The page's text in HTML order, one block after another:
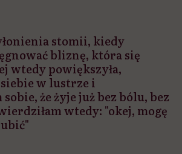
stomii, kiedy
bliznę, która się
wtedy powiększyła,
siebie w lustrze i
że żyje już bez bólu, bez
wtedy: "okej, mogę